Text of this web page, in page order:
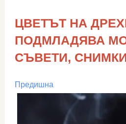
ЦВЕТЪТ НА
ПОДМЛАДЯВА
СЪВЕТИ,
Предишна